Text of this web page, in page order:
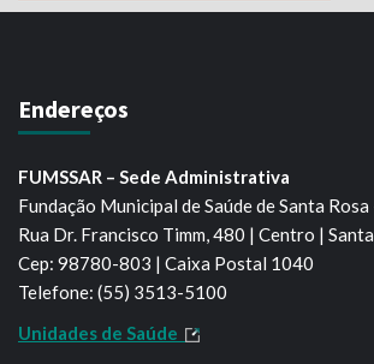
Endereços
FUMSSAR – Sede Administrativa
Fundação Municipal de Saúde de Santa Rosa
Rua Dr. Francisco Timm, 480 | Centro | Santa
Cep: 98780-803 | Caixa Postal 1040
Telefone: (55) 3513-5100
Unidades de Saúde